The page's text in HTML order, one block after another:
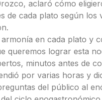
aclaró cómo
de cada plato según los
armonía en cada plato y
queremos lograr esta
minutos antes de
por varias horas y
del público al